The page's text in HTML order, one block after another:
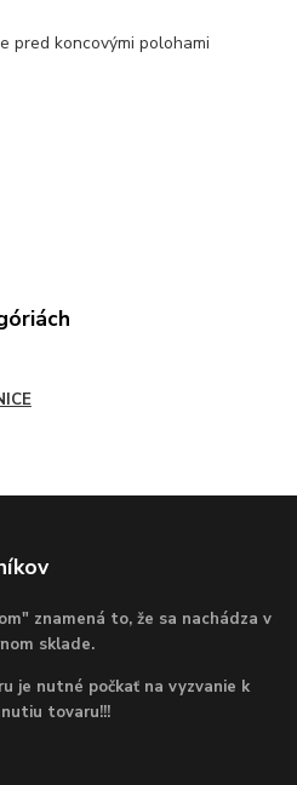
pred koncovými polohami
znamená to, že sa nachádza v
sklade.
je nutné počkať na vyzvanie k
tovaru!!!